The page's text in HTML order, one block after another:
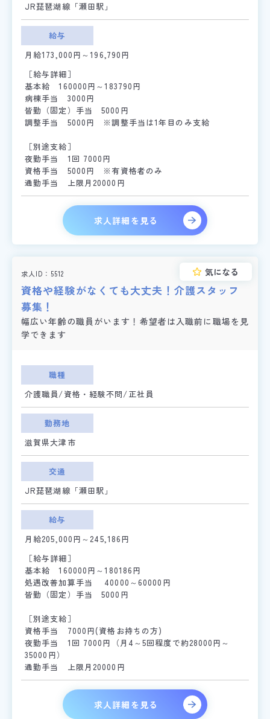
JR琵琶湖線「瀬田駅」
給与
月給173,000円～196,790円
［給与詳細］
基本給 160000円～183790円
病棟手当 3000円
皆勤（固定）手当 5000円
調整手当 5000円 ※調整手当は1年目のみ支給
［別途支給］
夜勤手当 1回 7000円
資格手当 5000円 ※有資格者のみ
通勤手当 上限月20000円
求人詳細を見る
求人ID 5512
資格や経験がなくても大丈夫！介護スタッフ
募集！
幅広い年齢の職員がいます！希望者は入職前に職場を見
学できます
気になる
職種
介護職員/資格・経験不問/正社員
勤務地
滋賀県大津市
交通
JR琵琶湖線「瀬田駅」
給与
月給205,000円～245,186円
［給与詳細］
基本給 160000円～180186円
処遇改善加算手当 40000～60000円
皆勤（固定）手当 5000円
［別途支給］
資格手当 7000円(資格お持ちの方)
夜勤手当 1回 7000円（月4～5回程度で約28000円～
35000円）
通勤手当 上限月20000円
求人詳細を見る